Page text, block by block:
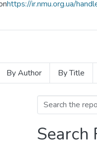
https://ir.nmu.org.ua/
By Author By Title
Search